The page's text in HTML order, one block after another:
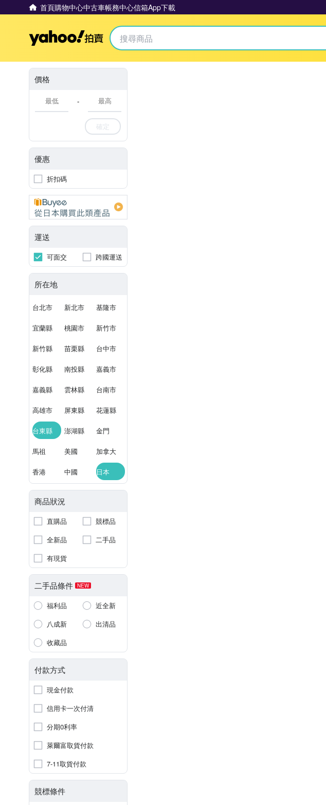
首頁購物中心中古車帳務中心信箱App下載
Yahoo拍賣
價格
-
確定
優惠
折扣碼
運送
可面交 跨國運送
所在地
台北市 新北市 基隆市
宜蘭縣 桃園市 新竹市
新竹縣 苗栗縣 台中市
彰化縣 南投縣 嘉義市
嘉義縣 雲林縣 台南市
高雄市 屏東縣 花蓮縣
台東縣 澎湖縣 金門
馬祖 美國 加拿大
香港 中國 日本
商品狀況
直購品
競標品
全新品
二手品
有現貨
二手品條件 NEW
福利品
近全新
八成新
出清品
收藏品
付款方式
現金付款
信用卡一次付清
分期0利率
萊爾富取貨付款
7-11取貨付款
競標條件